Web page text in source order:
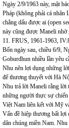
Ngày 2/9/1963 này, mật
Pháp (không phải cá nhân
chẳng dấu được ai (open
này cũng được Maneli
11. FRUS, 1961-1963,
Bốn ngày sau, chiều 6/9,
Goburdhun nhiều lần yêu
Nhu nên lợi dụng những
để thương thuyết với Hà
Nhu trả lời Maneli rằng lời
những người thực sự chiến
Việt Nam liên kết với Mỹ
Vấn đề hiệp thương bất lợi
dân chúng miền Nam.